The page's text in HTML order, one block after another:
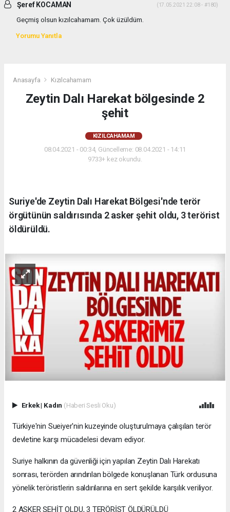
Şeref KOCAMAN (17.05.2021 22:08 - #180)
Geçmiş olsun kızılcahamam. Çok üzüldüm.
Yorumu Yanıtla
Anasayfa Kızılcahamam
Zeytin Dalı Harekat bölgesinde 2
şehit
KIZILCAHAMAM
08.04.2021 - 00:34, Güncelleme: 08.04.2021 - 14:11
9733+ kez okundu.
Suriye'de Zeytin Dalı Harekat Bölgesi'nde terör
örgütünün saldırısında 2 asker şehit oldu, 3 terörist
öldürüldü.
Erkek| Kadın (Haberi Sesli Oku)
Türkiye'nin Sueiyer'nin kuzeyinde oluşturulmaya çalışılan terör
devletine karşı mücadelesi devam ediyor.
Suriye halkının da güvenliği için yapılan Zeytin Dalı Harekatı
sonrası, terörden arındırılan bölgede konuşlanan Türk ordusuna
yönelik teröristlerin saldırılarına en sert şekilde karşılık veriliyor.
2 ASKER ŞEHİT OLDU, 3 TERÖRİST ÖLDÜRÜLDÜ